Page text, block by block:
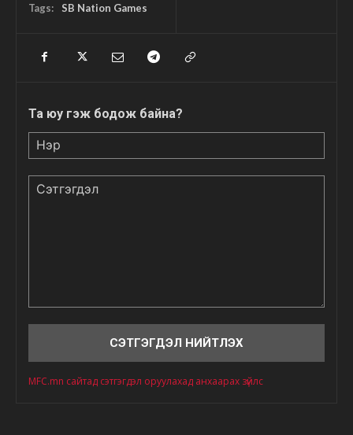
Tags: SB Nation Games
Та юу гэж бодож байна?
MFC.mn сайтад сэтгэгдэл оруулахад анхаарах зүйлс